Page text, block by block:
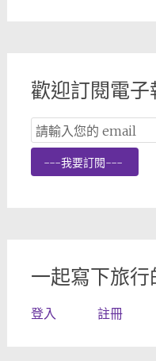
歡迎訂閱電子
Email
Subscription
---我要訂閱---
一起寫下旅行
登入 註冊